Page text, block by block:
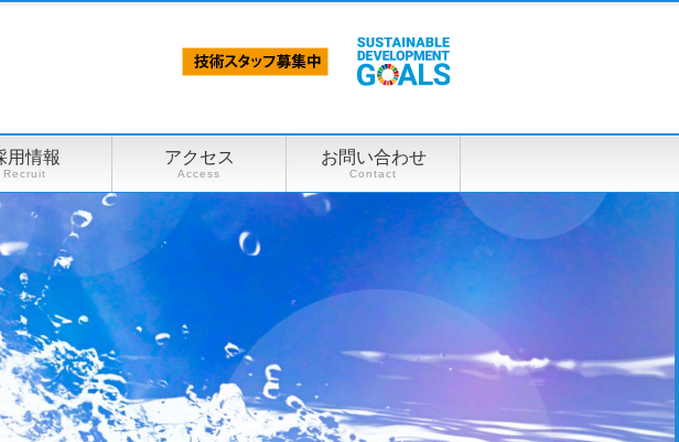
用情報
Recruit
アクセス
Access
お問い合わせ
Contact